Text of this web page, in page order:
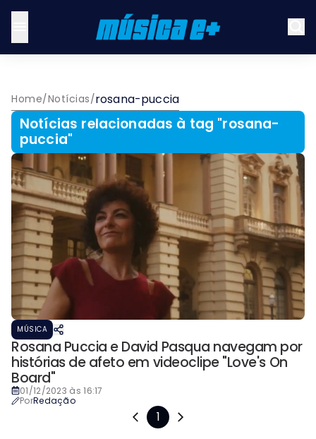
Home/Notícias/rosana-puccia
Notícias relacionadas à tag "rosana-
puccia"
MÚSICA
Rosana Puccia e David Pasqua navegam por
histórias de afeto em videoclipe "Love's On
Board"
01/12/2023 às 16:17
PorRedação
1